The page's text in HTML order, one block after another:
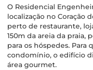
O Residencial
localização no Coração
perto de restaurante,
150m da areia da praia,
para os hóspedes. Para
condomínio, o edifício
área gourmet.